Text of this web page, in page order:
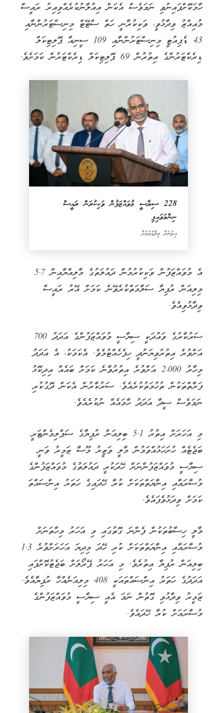
ހާމަކޮށްފައިނުވި ނަމަވެސް އެކަން އިއުލާނުކުރެއްވިއިރު ރައީސް
މުއިއްޒު ވިދާޅުވީ، ވަކިކުރާނީ ހަތް ސްޓޭޓް މިނިސްޓަރުންނާއި
43 ޑެޕިއުޓީ މިނިސްޓަރުންނާއި 109 ސީނިއާ ޕޮލިޓިކަލް
ޑިރެކްޓަރުންގެ އިތުރުން 69 ޕޮލިޓިކަލް ޑިރެކްޓަރުން ކަމަށެވެ.
228 ސިޔާސީ މުވައްޒަފުން ވަކިކުރަން ރައީސް
ނިންމަވައިފި
އިތުރަށް ވިދާޅުވުމަށް
އެ މުވައްޒަފުން ވަކިކުރުމުން ދައުލަތުގެ މާލިއްޔާއިން 5.7
މިލިއަން ރުފިޔާ ސަލާމަތްކުރެވޭނެ ކަމަށް އޭރު ރައީސް
ވިދާޅުވިއެވެ.
ސަރުކާރުގެ ވައުދަކީ ސިޔާސީ މުވައްޒަފުންގެ އަދަދު 700
އަށްވުރެ އިތުރުވިޔަނުދީ ހިފެހެއްޓުމެވެ. އެކަމަކު، އެ އަދަދު
މިހާރު 2،000 އަށްވުރެ އިތުރުވާނެ ކަމަށް ބައެއް އިދިކޮޅު
ފަރާތްތަކުން ތުހުމަތުކުރެއެވެ. ސަރުކާރުން އެކަން ދޮގުކުރި
ނަމަވެސް ސީދާ އަދަދު ހާމައެއް ނުކުރެއެވެ.
މި އަހަރަށް އިތުރު 5.1 ބިލިއަން ރުފިޔާގެ ސަޕްލިމެންޓަރީ
ބަޖެޓެއް ހުށަހަޅުއްވަމުން މާލީ ވަޒީރު މޫސާ ޒަމީރު ވަނީ
ސިޔާސީ މުވައްޒަފުންނަށް ހޭދަކުރީ ދައުލަތުގެ މުވައްޒަފުންގެ
މުސާރައާއި އިނާޔަތްތަކަށް ކުރާ ހޭދައިގެ ހަތަރު އިންސައްތަ
ކަމަށް ވިދަޅުވެފައެވެ.
މާލީ ހިސާބުތަކުން ފެންނަ ގޮތުގައި މި އަހަރު މިހާތަނަށް
މުސާރައާއި އިނާޔަތްތަކަށް ކުރި ހޭދަ މިދިޔަ އަހަރަށްވުރެ 1.3
ބިލިއަން ރުފިޔާ އިތުރެވެ. މި އަހަރު ޕޭރޯލަށް ބަޖެޓުކޮށްފައި
އަދަދުގެ ހަތަރު އިންސައްތައަކީ 408 މިލިއަނެއްހާ ރުފިޔާއެވެ.
ޒަމީރު ވިދާޅުވި ގޮތުން ނަމަ އެއީ ސިޔާސީ މުވައްޒަފުންގެ
މުސާރައަށް ކުރާ ހޭދައެވެ.